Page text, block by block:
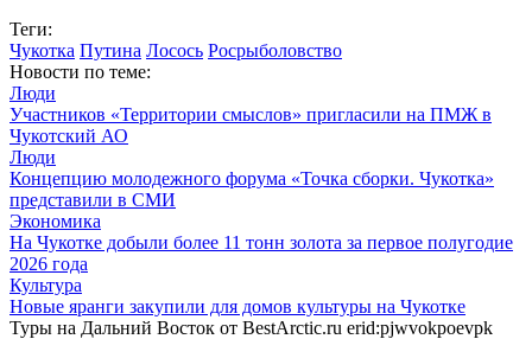
Теги:
Чукотка Путина Лосось Росрыболовство
Новости по теме:
Люди
Участников «Территории смыслов» пригласили на ПМЖ в
Чукотский АО
Люди
Концепцию молодежного форума «Точка сборки. Чукотка»
представили в СМИ
Экономика
На Чукотке добыли более 11 тонн золота за первое полугодие
2026 года
Культура
Новые яранги закупили для домов культуры на Чукотке
Туры на Дальний Восток от BestArctic.ru erid:pjwvokpoevpk